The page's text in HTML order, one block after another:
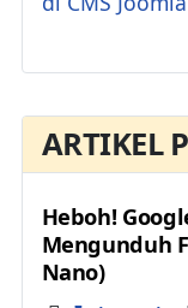
ARTIKEL
Heboh!
Mengunduh
Nano)